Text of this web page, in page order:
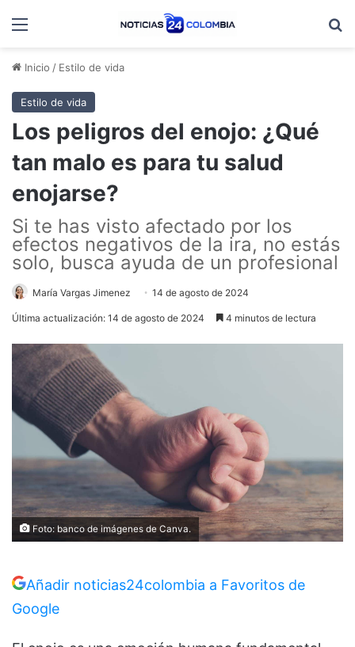
Menú
Inicio / Estilo de vida
Estilo de vida
Los peligros del enojo: ¿Qué
tan malo es para tu salud
enojarse?
Si te has visto afectado por los
efectos negativos de la ira, no estás
solo, busca ayuda de un profesional
María Vargas Jimenez 14 de agosto de 2024
Última actualización: 14 de agosto de 2024 4 minutos de lectura
Foto: banco de imágenes de Canva.
Añadir noticias24colombia a Favoritos de
Google